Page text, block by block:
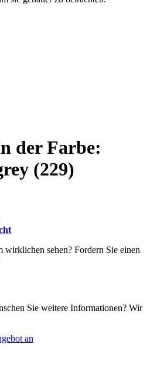
der Farbe:
(229)
wirklichen sehen? Fordern Sie einen
Sie weitere Informationen? Wir
an